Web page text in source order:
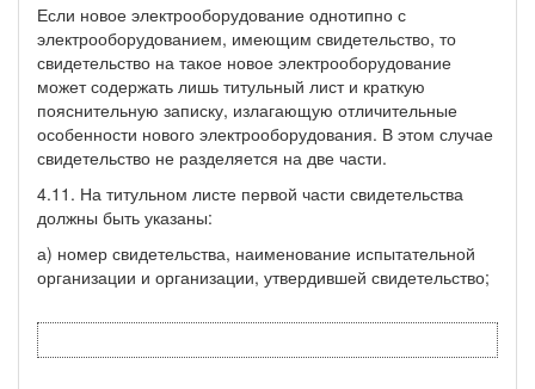
Если новое электрооборудование однотипно с
электрооборудованием, имеющим свидетельство, то
свидетельство на такое новое электрооборудование
может содержать лишь титульный лист и краткую
пояснительную записку, излагающую отличительные
особенности нового электрооборудования. В этом случае
свидетельство не разделяется на две части.
4.11. На титульном листе первой части свидетельства
должны быть указаны:
а) номер свидетельства, наименование испытательной
организации и организации, утвердившей свидетельство;